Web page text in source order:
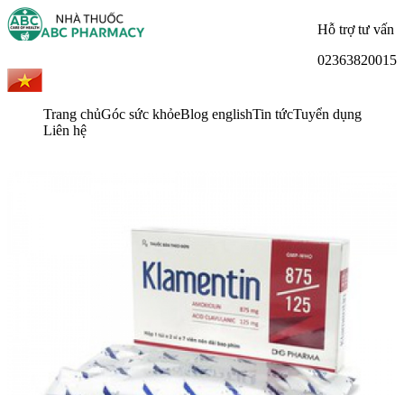
Hỗ trợ tư vấn
02363820015
Trang chủGóc sức khỏeBlog englishTin tứcTuyển dụng
Liên hệ